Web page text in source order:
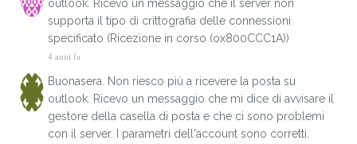
outlook. Ricevo un messaggio che il server non
supporta il tipo di crittografia delle connessioni
specificato (Ricezione in corso (ox800CCC1A))
4 anni fa
Buonasera. Non riesco più a ricevere la posta su
outlook. Ricevo un messaggio che mi dice di avvisare il
gestore della casella di posta e che ci sono problemi
con il server. I parametri dell'account sono corretti.